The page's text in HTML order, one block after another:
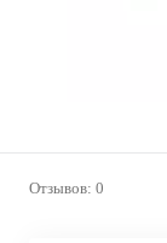
Отзывов: 0